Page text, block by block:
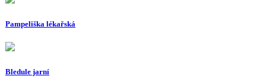
Pampeliška lékařská
Bledule jarní